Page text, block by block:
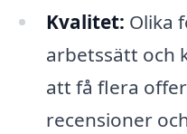
Kvalitet: Olika
arbetssätt och
att få flera
recensioner